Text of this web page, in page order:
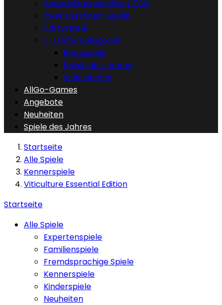
Sammelkartenspiele / TCG
Zwei-Personen-Spiele
Partyspiele
  Unterkategorien
Reisespiele
Spiele des Jahres
Schulanfang
AllGo-Games
Angebote
Neuheiten
Spiele des Jahres
Startseite
Alle Spiele
Kennerspiele
Viticulture Essential Edition
Startseite
Alle Spiele
Expertenspiele
Familienspiele
Fremdsprachige Spiele
Kennerspiele
Kinderspiele
Neuheiten